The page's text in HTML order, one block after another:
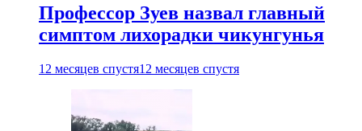
Профессор Зуев назвал главный
симптом лихорадки чикунгунья
12 месяцев спустя12 месяцев спустя